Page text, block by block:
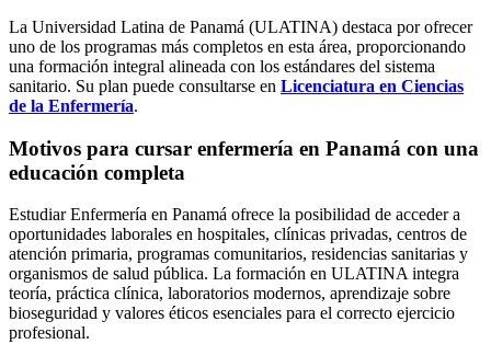
La Universidad Latina de Panamá (ULATINA) destaca por ofrecer
uno de los programas más completos en esta área, proporcionando
una formación integral alineada con los estándares del sistema
sanitario. Su plan puede consultarse en Licenciatura en Ciencias
de la Enfermería.
Motivos para cursar enfermería en Panamá con una
educación completa
Estudiar Enfermería en Panamá ofrece la posibilidad de acceder a
oportunidades laborales en hospitales, clínicas privadas, centros de
atención primaria, programas comunitarios, residencias sanitarias y
organismos de salud pública. La formación en ULATINA integra
teoría, práctica clínica, laboratorios modernos, aprendizaje sobre
bioseguridad y valores éticos esenciales para el correcto ejercicio
profesional.